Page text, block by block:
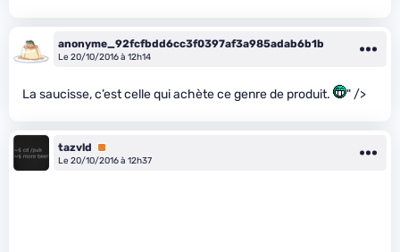
anonyme_92fcfbdd6cc3f0397af3a985adab6b1b
Le 20/10/2016 à 12h14
La saucisse, c’est celle qui achète ce genre de produit. " />
tazvld
Premium
Le 20/10/2016 à 12h37